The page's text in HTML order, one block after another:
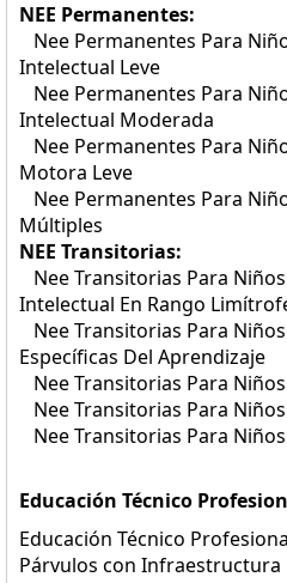
NEE Permanentes:
Nee Permanentes Para
Intelectual Leve
Nee Permanentes Para
Intelectual Moderada
Nee Permanentes Para
Motora Leve
Nee Permanentes Para
Múltiples
NEE Transitorias:
Nee Transitorias Para
Intelectual En Rango
Nee Transitorias Para
Específicas Del Aprendizaje
Nee Transitorias Para
Nee Transitorias Para
Nee Transitorias Para
Educación Técnico
Educación Técnico
Párvulos con Infraestructura